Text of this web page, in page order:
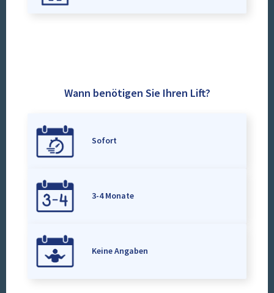
Wann benötigen Sie Ihren Lift?
Sofort
3-4 Monate
Keine Angaben